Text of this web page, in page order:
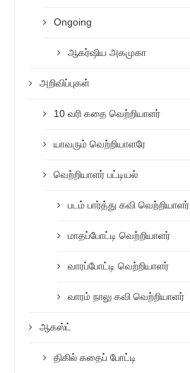
Ongoing
ஆகர்ஷிய அகமுகா
அறிவிப்புகள்
10 வரி கதை வெற்றியாளர்
யாவரும் வெற்றியாளரே
வெற்றியாளர் பட்டியல்
படம் பார்த்து கவி வெற்றியாளர்
மாதப்போட்டி வெற்றியாளர்
வாரப்போட்டி வெற்றியாளர்
வாரம் நாலு கவி வெற்றியாளர்
ஆகஸ்ட்
திகில் கதைப் போட்டி